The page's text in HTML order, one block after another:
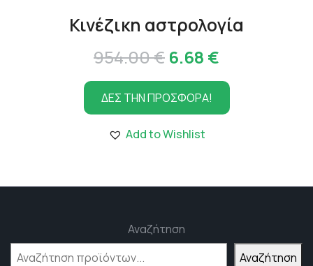
Κινέζικη αστρολογία
954.00€ Original
price
was:
954.00 €.
6.68 €
τρέχουσα
τιμή
ΔΕΣ ΤΗΝ ΠΡΟΣΦΟΡΑ!
Add to Wishlist
Αναζήτηση
Αναζήτηση